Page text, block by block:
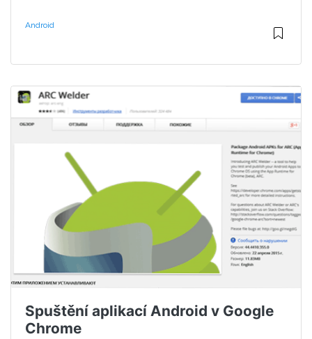
Android
Spuštění aplikací Android v Google
Chrome